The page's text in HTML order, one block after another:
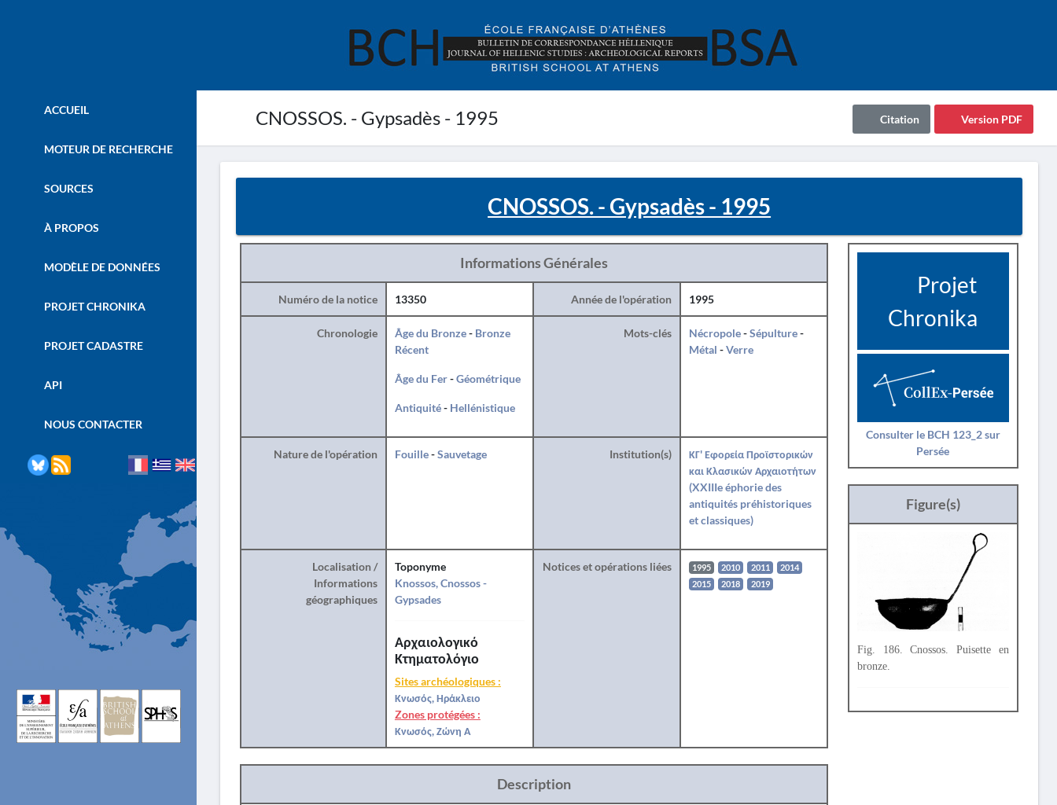
CNOSSOS. - Gypsadès - 1995 Version PDF
Citation
ACCUEIL
MOTEUR DE RECHERCHE
SOURCES
À PROPOS
MODÈLE DE DONNÉES
PROJET CHRONIKA
PROJET CADASTRE
API
NOUS CONTACTER
CNOSSOS. - Gypsadès - 1995
Informations Générales
Numéro de la notice 13350 Année de l'opération 1995
Chronologie Âge du Bronze- Bronze
Récent
Âge du Fer-Géométrique
Antiquité- Hellénistique
Mots-clés Nécropole-Sépulture-
Métal -Verre
Nature de l'opération Fouille-Sauvetage Institution(s)
ΚΓ' Εφορεία Προϊστορικών
και Κλασικών Αρχαιοτήτων
(XXIIIe éphorie des
antiquités préhistoriques
et classiques)
Localisation /
Informations
géographiques
Toponyme
Knossos, Cnossos -
Gypsades
Αρχαιολογικό
Κτηματολόγιο
Sites archéologiques :
Κνωσός, Ηράκλειο
Zones protégées :
Κνωσός, Ζώνη Α
Notices et opérations liées 1995 2010 2011
2014
2015
2018 2019
Description
Projet
Chronika
Consulter le BCH 123_2 sur
Persée
Figure(s)
Fig. 186. Cnossos. Puisette en
bronze.